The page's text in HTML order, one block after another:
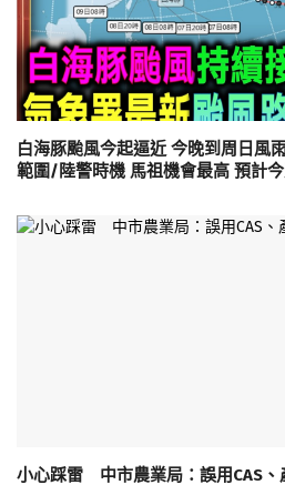
白海豚颱風今起逼近 今晚到周日風
範圍/陸警時機 馬祖機會最高 預計
小心踩雷 中市農業局：誤用CAS、